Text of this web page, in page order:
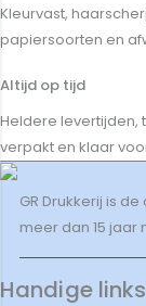
Kleurvast,
papiersoorten en
Altijd op tijd
Heldere levertijden,
verpakt en klaar
GR Drukkerij is
meer dan 15 jaar
Handige links